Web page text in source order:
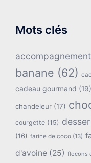
Mots clés
accompagnement
banane (62)
cadeau gourmand (19)
chandeleur (17)
courgette (15)
(16) farine de coco (13)
d'avoine (25) flocons